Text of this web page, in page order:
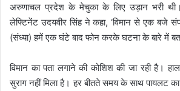
अरुणाचल प्रदेश के मेचुका के लिए उड़ान भरी
लेफ्टिनेंट उदयवीर सिंह ने कहा, ‘विमान से एक बजे
(संध्या) हमें एक घंटे बाद फोन करके घटना के बारे में
विमान का पता लगाने की कोशिश की जा रही है।
सुराग नहीं मिला है। हर बीतते समय के साथ पायलट का